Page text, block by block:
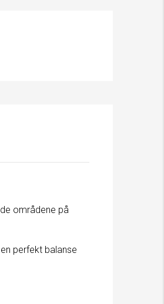
områdene på
perfekt balanse